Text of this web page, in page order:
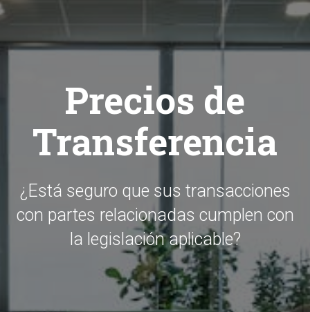
Precios de
Transferencia
¿Está seguro que sus transacciones
con partes relacionadas cumplen con
la legislación aplicable?